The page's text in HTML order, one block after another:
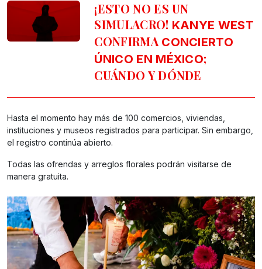
¡ESTO NO ES UN
SIMULACRO! KANYE WEST
CONFIRMACONCIERTO
ÚNICO EN MÉXICO;
CUÁNDO Y DÓNDE
Hasta el momento hay más de 100 comercios, viviendas,
instituciones y museos registrados para participar. Sin embargo,
el registro continúa abierto.
Todas las ofrendas y arreglos florales podrán visitarse de
manera gratuita.